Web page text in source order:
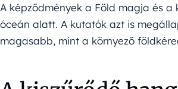
A képződmények a Föld magja és
óceán alatt. A kutatók azt is
magasabb, mint a környező